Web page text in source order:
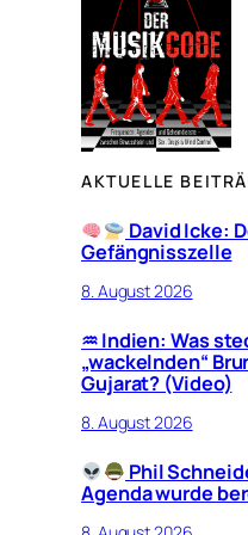
AKTUELLE
David Icke:
Gefängnisszelle
8. August 2026
♒︎ Indien: Was
„wackelnden“
Gujarat? (Video)
8. August 2026
Phil
Agenda wurde